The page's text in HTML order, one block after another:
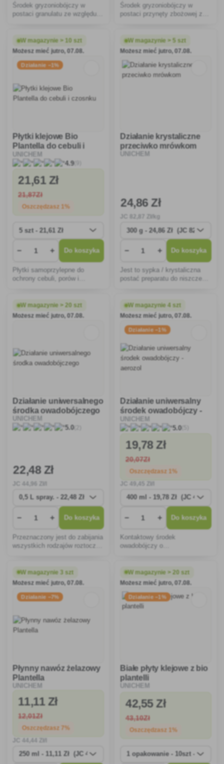
Środek gryzoniobójczy w
postaci granulatu ze względu
domowych oraz szczurów
czarnych i szarych w
mieszkalnych i gospodar
Środek gryzoniobójczy w
postaci przynęty zbożowej ze
myszy domowych oraz
szczurów czarnych i szarych w
gosp
W magazynie > 10 szt
Możesz mieć jutro, 07.08.
Działanie −1%
Płytki klejowe Bio
Plantella do cebuli i
czosnku
UNICHEM
4.9(9)
21,61 Zł
21,87Zł
Oszczędzasz 1%
− + Do koszyka
Płytki samoprzylepne do
ochrony cebuli, porów i
W magazynie > 5 szt
Możesz mieć jutro, 07.08.
Działanie krystaliczne
przeciwko mrówkom
UNICHEM
24,86 Zł
82 ,87 Zł/kg
− + Do koszyka
Jest to sypka / krystaliczna
postać preparatu do niszczenia
W magazynie > 20 szt
Możesz mieć jutro, 07.08.
Działanie uniwersalnego
środka owadobójczego
UNICHEM
5.0(2)
22,48 Zł
44 ,96 Zł/l
− + Do koszyka
Przeznaczony jest do zabijania
wszystkich rodzajów roztoczy i
W magazynie 4 szt
Możesz mieć jutro, 07.08.
Działanie −1%
Działanie uniwersalny
środek owadobójczy -
aerozol
UNICHEM
5.0(5)
19,78 Zł
20,07Zł
Oszczędzasz 1%
− + Do koszyka
Kontaktowy środek
owadobójczy o
przeznaczony do zabijania
much i komarów, działa
również na mole, muchy,
roztocza i owady pełzające.
W magazynie 3 szt
Możesz mieć jutro, 07.08.
Działanie −7%
Płynny nawóz żelazowy
Plantella
UNICHEM
11,11 Zł
12,01Zł
Oszczędzasz 7%
44 ,44 Zł/l
W magazynie > 20 szt
Możesz mieć jutro, 07.08.
Działanie −1%
Białe płyty klejowe z bio
plantelli
UNICHEM
42,55 Zł
43,10Zł
Oszczędzasz 1%